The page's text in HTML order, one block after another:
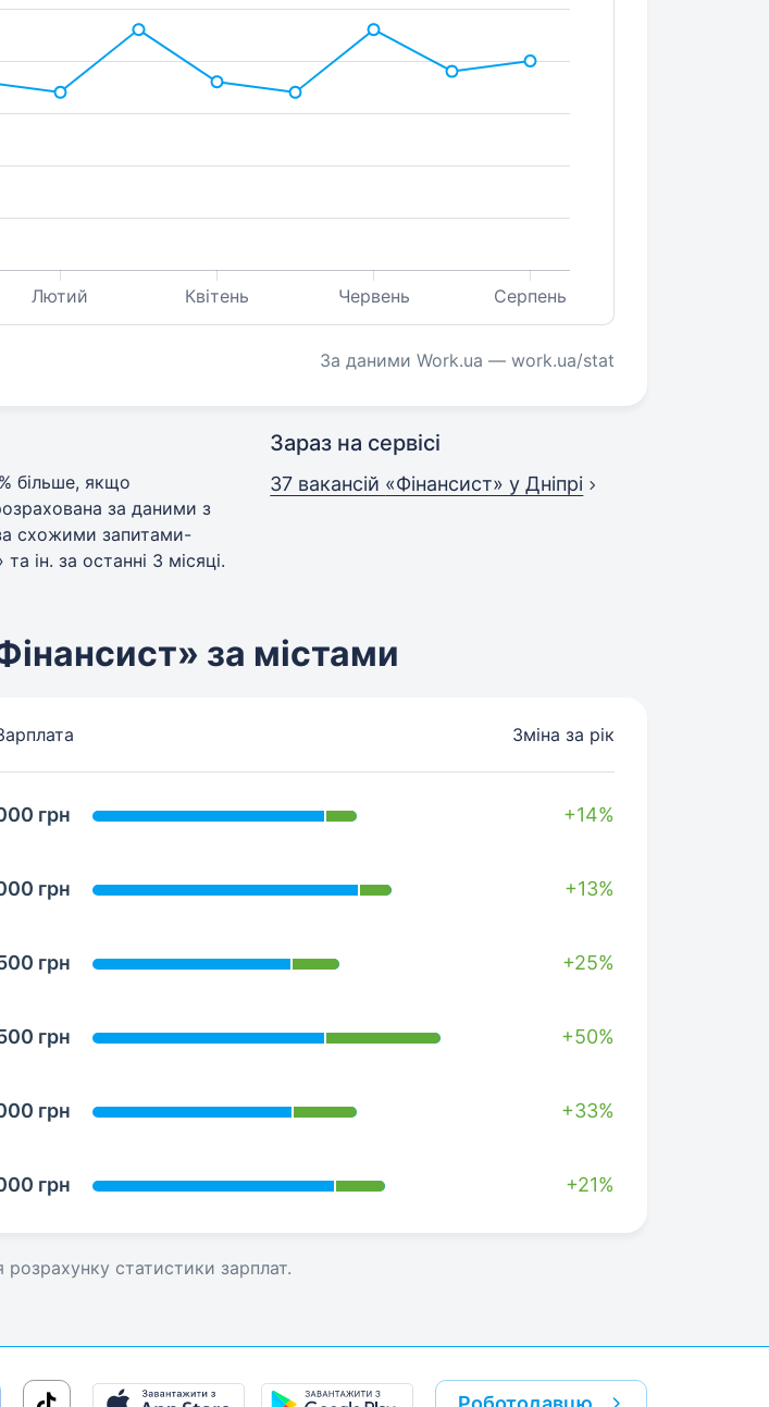
Лютий Квітень Червень Серпень
За даними Work.ua — work.ua/stat
більше, якщо
за даними з
схожими запитами-
ін. за останні 3 місяці.
Зараз на сервісі
37 вакансій «Фінансист» у Дніпрі
за містами
Зміна за рік
грн +14%
грн +13%
грн +25%
грн +50%
грн +33%
грн +21%
статистики зарплат.